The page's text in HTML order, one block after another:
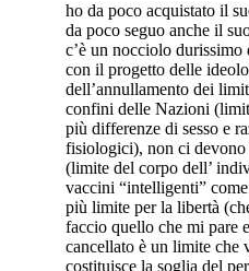
ho da poco acquistato il
da poco seguo anche il
c’è un nocciolo
con il progetto delle
dell’annullamento dei
confini delle Nazioni
più differenze di sesso e
fisiologici), non ci
(limite del corpo dell’
vaccini “intelligenti”
più limite per la libertà
faccio quello che mi pare
cancellato è un limite che
costituisce la soglia del